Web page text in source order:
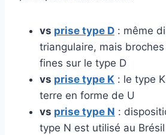
vs prise type D : même
triangulaire, mais
fines sur le type D
vs prise type K : le type
terre en forme de U
vs prise type N :
type N est utilisé au Brésil